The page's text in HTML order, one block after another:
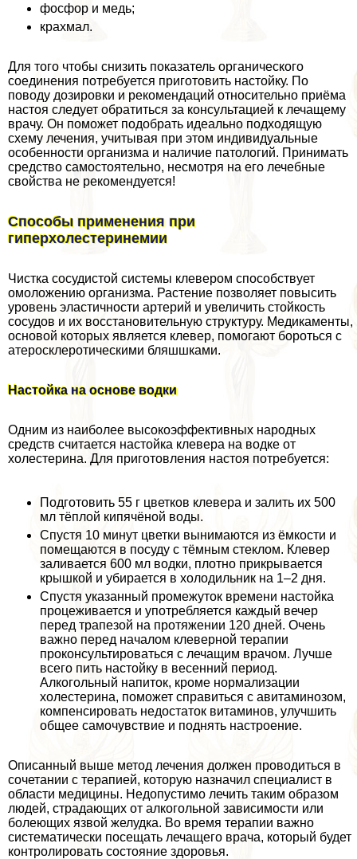
фосфор и медь;
крахмал.
Для того чтобы снизить показатель органического
соединения потребуется приготовить настойку. По
поводу дозировки и рекомендаций относительно приёма
настоя следует обратиться за консультацией к лечащему
врачу. Он поможет подобрать идеально подходящую
схему лечения, учитывая при этом индивидуальные
особенности организма и наличие патологий. Принимать
средство самостоятельно, несмотря на его лечебные
свойства не рекомендуется!
Способы применения при
гиперхолестеринемии
Чистка сосудистой системы клевером способствует
омоложению организма. Растение позволяет повысить
уровень эластичности артерий и увеличить стойкость
сосудов и их восстановительную структуру. Медикаменты,
основой которых является клевер, помогают бороться с
атеросклеротическими бляшшками.
Настойка на основе водки
Одним из наиболее высокоэффективных народных
средств считается настойка клевера на водке от
холестерина. Для приготовления настоя потребуется:
Подготовить 55 г цветков клевера и залить их 500
мл тёплой кипячёной воды.
Спустя 10 минут цветки вынимаются из ёмкости и
помещаются в посуду с тёмным стеклом. Клевер
заливается 600 мл водки, плотно прикрывается
крышкой и убирается в холодильник на 1–2 дня.
Спустя указанный промежуток времени настойка
процеживается и употрeбляется каждый вечер
перед трапезой на протяжении 120 дней. Очень
важно перед началом клеверной терапии
проконсультироваться с лечащим врачом. Лучше
всего пить настойку в весенний период.
Алкогольный напиток, кроме нормализации
холестерина, поможет справиться с авитаминозом,
компенсировать недостаток витаминов, улучшить
общее самочувствие и поднять настроение.
Описанный выше метод лечения должен проводиться в
сочетании с терапией, которую назначил специалист в
области медицины. Недопустимо лечить таким образом
людей, страдающих от алкогольной зависимости или
болеющих язвой желудка. Во время терапии важно
систематически посещать лечащего врача, который будет
контролировать состояние здоровья.